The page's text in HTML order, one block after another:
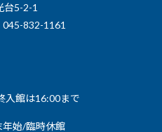
5-2-1
045-832-1161
館は16:00まで
始/臨時休館